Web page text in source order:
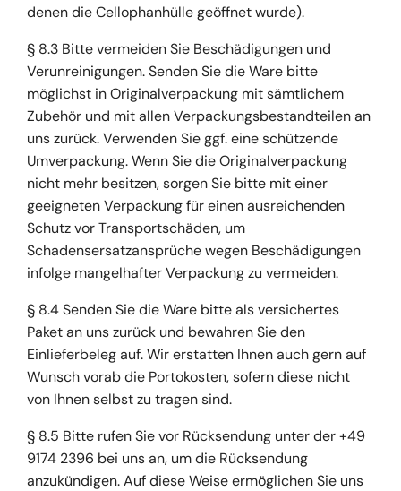
denen die Cellophanhülle geöffnet wurde).
§ 8.3 Bitte vermeiden Sie Beschädigungen und
Verunreinigungen. Senden Sie die Ware bitte
möglichst in Originalverpackung mit sämtlichem
Zubehör und mit allen Verpackungsbestandteilen an
uns zurück. Verwenden Sie ggf. eine schützende
Umverpackung. Wenn Sie die Originalverpackung
nicht mehr besitzen, sorgen Sie bitte mit einer
geeigneten Verpackung für einen ausreichenden
Schutz vor Transportschäden, um
Schadensersatzansprüche wegen Beschädigungen
infolge mangelhafter Verpackung zu vermeiden.
§ 8.4 Senden Sie die Ware bitte als versichertes
Paket an uns zurück und bewahren Sie den
Einlieferbeleg auf. Wir erstatten Ihnen auch gern auf
Wunsch vorab die Portokosten, sofern diese nicht
von Ihnen selbst zu tragen sind.
§ 8.5 Bitte rufen Sie vor Rücksendung unter der +49
9174 2396 bei uns an, um die Rücksendung
anzukündigen. Auf diese Weise ermöglichen Sie uns